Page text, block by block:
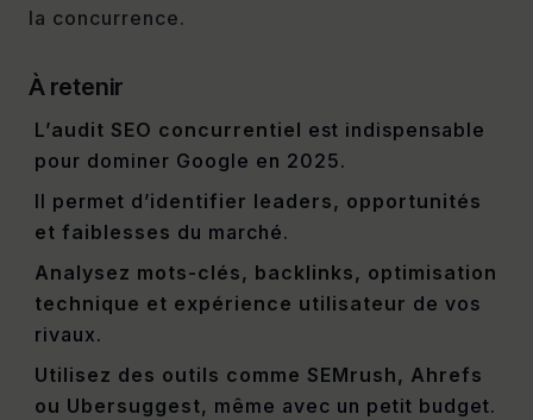
la concurrence.
À retenir
L’audit SEO concurrentiel est indispensable
pour dominer Google en 2025.
Il permet d’identifier leaders, opportunités
et faiblesses du marché.
Analysez mots-clés, backlinks, optimisation
technique et expérience utilisateur de vos
rivaux.
Utilisez des outils comme SEMrush, Ahrefs
ou Ubersuggest, même avec un petit budget.